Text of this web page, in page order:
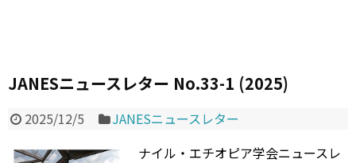
JANESニュースレター No.33-1 (2025)
2025/12/5
JANESニュースレター
ナイル・エチオピア学会ニュースレ